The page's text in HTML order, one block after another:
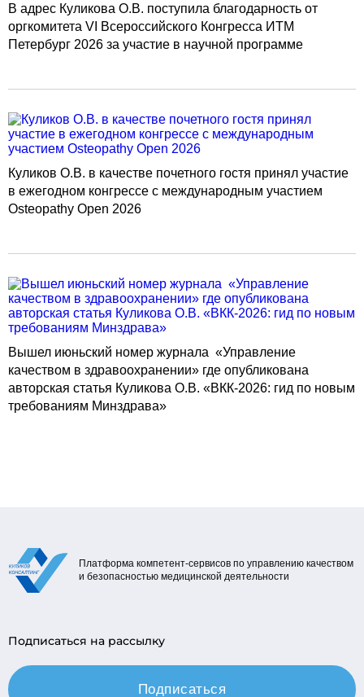
В адрес Куликова О.В. поступила благодарность от
оргкомитета VI Всероссийского Конгресса ИТМ
Петербург 2026 за участие в научной программе
Куликов О.В. в качестве почетного гостя принял участие
в ежегодном конгрессе с международным участием
Osteopathy Open 2026
Вышел июньский номер журнала «Управление
качеством в здравоохранении» где опубликована
авторская статья Куликова О.В. «ВКК-2026: гид по новым
требованиям Минздрава»
Платформа компетент-сервисов по управлению качеством
и безопасностью медицинской деятельности
Подписаться на рассылку
Подписаться